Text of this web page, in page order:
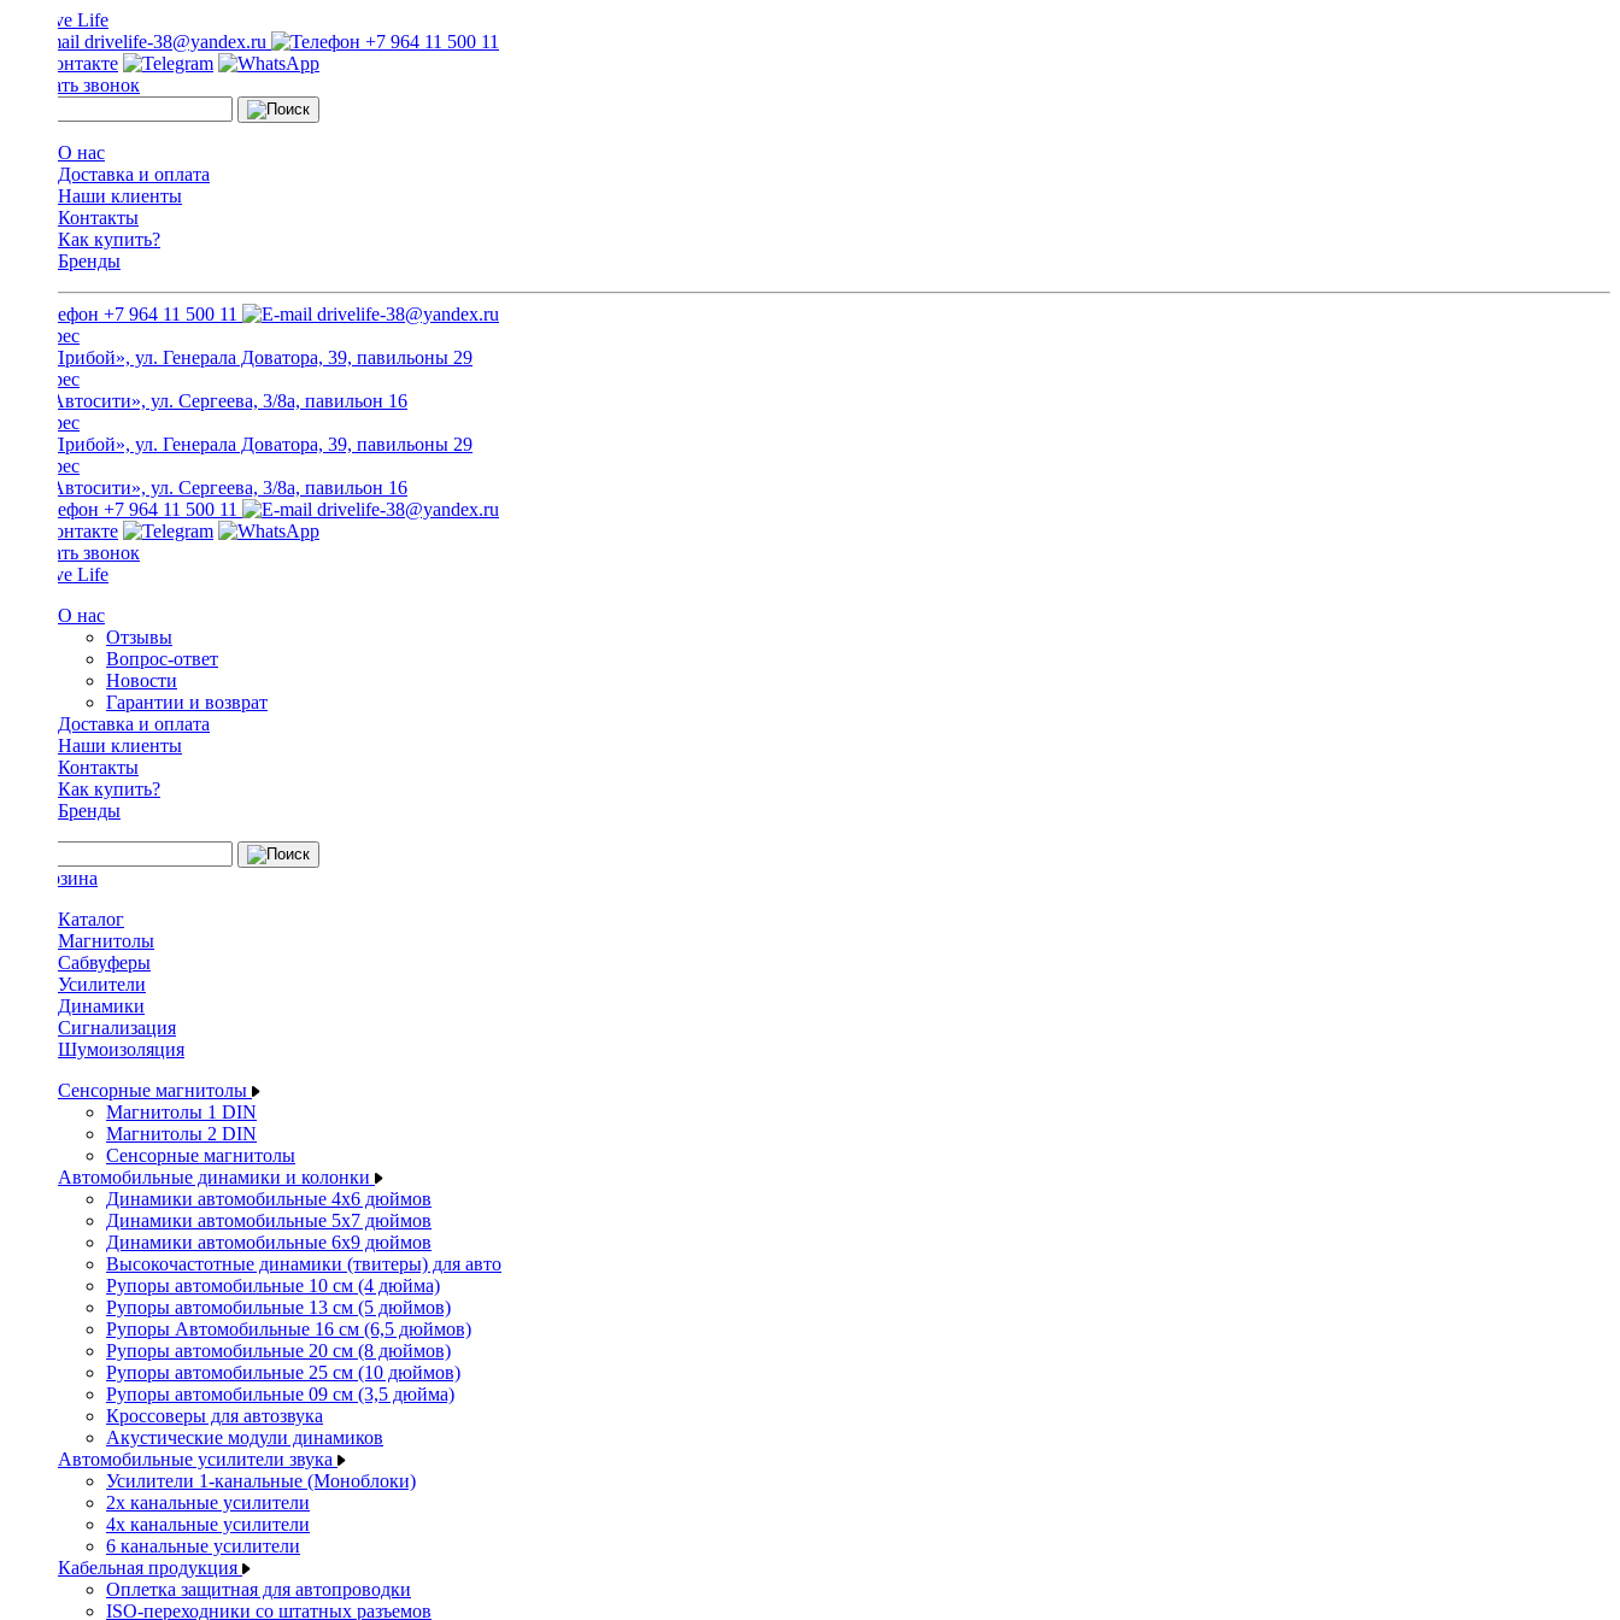
drivelife-38@yandex.ru +7 964 11 500 11
Заказать звонок
О нас
Доставка и оплата
Наши клиенты
Контакты
Как купить?
Бренды
+7 964 11 500 11 drivelife-38@yandex.ru
ТЦ «Прибой», ул. Генерала Доватора, 39, павильоны 29
ТЦ «Автосити», ул. Сергеева, 3/8а, павильон 16
ТЦ «Прибой», ул. Генерала Доватора, 39, павильоны 29
ТЦ «Автосити», ул. Сергеева, 3/8а, павильон 16
+7 964 11 500 11
drivelife-38@yandex.ru
Заказать звонок
О нас
Отзывы
Вопрос-ответ
Новости
Гарантии и возврат
Доставка и оплата
Наши клиенты
Контакты
Как купить?
Бренды
Каталог
Магнитолы
Сабвуферы
Усилители
Динамики
Сигнализация
Шумоизоляция
Сенсорные магнитолы
Магнитолы 1 DIN
Магнитолы 2 DIN
Сенсорные магнитолы
Автомобильные динамики и колонки
Динамики автомобильные 4x6 дюймов
Динамики автомобильные 5x7 дюймов
Динамики автомобильные 6x9 дюймов
Высокочастотные динамики (твитеры) для авто
Рупоры автомобильные 10 см (4 дюйма)
Рупоры автомобильные 13 см (5 дюймов)
Рупоры Автомобильные 16 см (6,5 дюймов)
Рупоры автомобильные 20 см (8 дюймов)
Рупоры автомобильные 25 см (10 дюймов)
Рупоры автомобильные 09 см (3,5 дюйма)
Кроссоверы для автозвука
Акустические модули динамиков
Автомобильные усилители звука
Усилители 1-канальные (Моноблоки)
2х канальные усилители
4х канальные усилители
6 канальные усилители
Кабельная продукция
Оплетка защитная для автопроводки
ISO-переходники со штатных разъемов